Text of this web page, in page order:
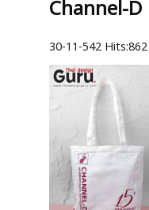
Channel-D
30-11-542 Hits:862